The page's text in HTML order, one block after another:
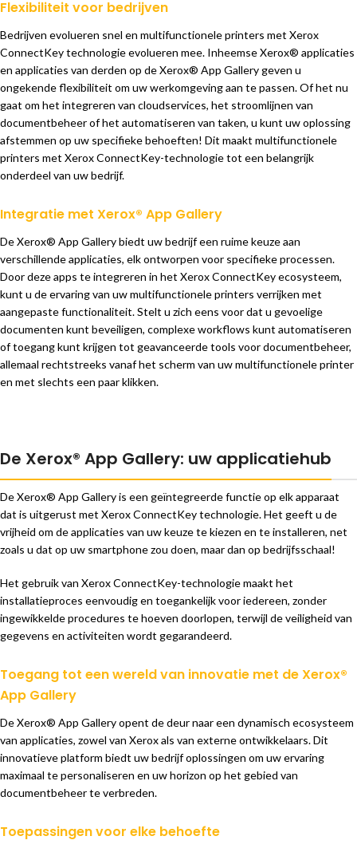
Flexibiliteit voor bedrijven
Bedrijven evolueren snel en multifunctionele printers met Xerox
ConnectKey technologie evolueren mee. Inheemse Xerox® applicaties
en applicaties van derden op de Xerox® App Gallery geven u
ongekende flexibiliteit om uw werkomgeving aan te passen. Of het nu
gaat om het integreren van cloudservices, het stroomlijnen van
documentbeheer of het automatiseren van taken, u kunt uw oplossing
afstemmen op uw specifieke behoeften! Dit maakt multifunctionele
printers met Xerox ConnectKey-technologie tot een belangrijk
onderdeel van uw bedrijf.
Integratie met Xerox® App Gallery
De Xerox® App Gallery biedt uw bedrijf een ruime keuze aan
verschillende applicaties, elk ontworpen voor specifieke processen.
Door deze apps te integreren in het Xerox ConnectKey ecosysteem,
kunt u de ervaring van uw multifunctionele printers verrijken met
aangepaste functionaliteit. Stelt u zich eens voor dat u gevoelige
documenten kunt beveiligen, complexe workflows kunt automatiseren
of toegang kunt krijgen tot geavanceerde tools voor documentbeheer,
allemaal rechtstreeks vanaf het scherm van uw multifunctionele printer
en met slechts een paar klikken.
De Xerox® App Gallery: uw applicatiehub
De Xerox® App Gallery is een geïntegreerde functie op elk apparaat
dat is uitgerust met Xerox ConnectKey technologie. Het geeft u de
vrijheid om de applicaties van uw keuze te kiezen en te installeren, net
zoals u dat op uw smartphone zou doen, maar dan op bedrijfsschaal!
Het gebruik van Xerox ConnectKey-technologie maakt het
installatieproces eenvoudig en toegankelijk voor iedereen, zonder
ingewikkelde procedures te hoeven doorlopen, terwijl de veiligheid van
gegevens en activiteiten wordt gegarandeerd.
Toegang tot een wereld van innovatie met de Xerox®
App Gallery
De Xerox® App Gallery opent de deur naar een dynamisch ecosysteem
van applicaties, zowel van Xerox als van externe ontwikkelaars. Dit
innovatieve platform biedt uw bedrijf oplossingen om uw ervaring
maximaal te personaliseren en uw horizon op het gebied van
documentbeheer te verbreden.
Toepassingen voor elke behoefte